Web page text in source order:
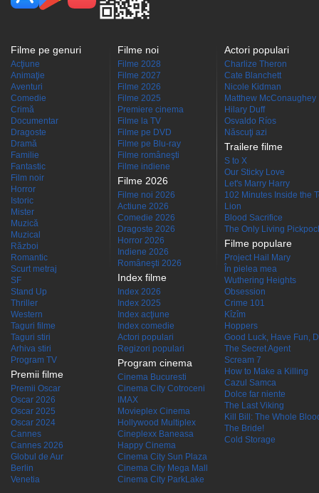
Filme pe genuri
Acţiune
Animaţie
Aventuri
Comedie
Crimă
Documentar
Dragoste
Dramă
Familie
Fantastic
Film noir
Horror
Istoric
Mister
Muzică
Muzical
Război
Romantic
Scurt metraj
SF
Stand Up
Thriller
Western
Taguri filme
Taguri stiri
Arhiva stiri
Program TV
Premii filme
Premii Oscar
Oscar 2026
Oscar 2025
Oscar 2024
Cannes
Cannes 2026
Globul de Aur
Berlin
Venetia
Filme noi
Filme 2028
Filme 2027
Filme 2026
Filme 2025
Premiere cinema
Filme la TV
Filme pe DVD
Filme pe Blu-ray
Filme româneşti
Filme indiene
Filme 2026
Filme noi 2026
Actiune 2026
Comedie 2026
Dragoste 2026
Horror 2026
Indiene 2026
Româneşti 2026
Index filme
Index 2026
Index 2025
Index acţiune
Index comedie
Actori populari
Regizori populari
Program cinema
Cinema Bucuresti
Cinema City Cotroceni
IMAX
Movieplex Cinema
Hollywood Multiplex
Cineplexx Baneasa
Happy Cinema
Cinema City Sun Plaza
Cinema City Mega Mall
Cinema City ParkLake
Actori populari
Charlize Theron
Cate Blanchett
Nicole Kidman
Matthew McConaughey
Hilary Duff
Osvaldo Ríos
Născuţi azi
Trailere filme
S to X
Our Sticky Love
Let's Marry Harry
102 Minutes Inside the
Lion
Blood Sacrifice
The Only Living
Filme populare
Project Hail Mary
În pielea mea
Wuthering Heights
Obsession
Crime 101
Kîzîm
Hoppers
Good Luck, Have Fun,
The Secret Agent
Scream 7
How to Make a Killing
Cazul Samca
Dolce far niente
The Last Viking
Kill Bill: The Whole
The Bride!
Cold Storage